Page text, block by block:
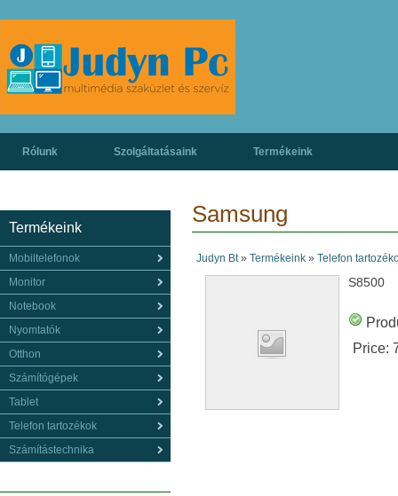
Rólunk Szolgáltatásaink Termékeink
Samsung
Judyn Bt» Termékeink» Telefon
S8500
Price:
Termékeink
Mobiltelefonok
Monitor
Notebook
Nyomtatók
Otthon
Számítógépek
Tablet
Telefon tartozékok
Számítástechnika